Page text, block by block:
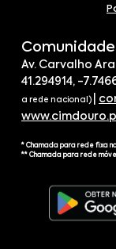
Av. Carvalho
41.294914, -
a rede nacional)
* Chamada para rede fixa
** Chamada para rede